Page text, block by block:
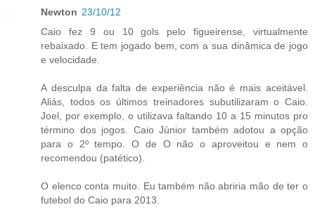
Newton 23/10/12
Caio fez 9 ou 10 gols pelo figueirense, virtualmente
rebaixado. E tem jogado bem, com a sua dinâmica de jogo
e velocidade.
A desculpa da falta de experiência não é mais aceitável.
Aliás, todos os últimos treinadores subutilizaram o Caio.
Joel, por exemplo, o utilizava faltando 10 a 15 minutos pro
término dos jogos. Caio Júnior também adotou a opção
para o 2º tempo. O de O não o aproveitou e nem o
recomendou (patético).
O elenco conta muito. Eu também não abriria mão de ter o
futebol do Caio para 2013.